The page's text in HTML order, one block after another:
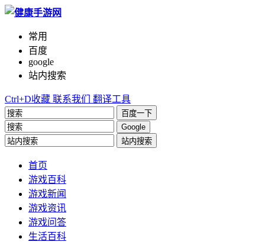
常用
百度
google
站内搜索
Ctrl+D收藏 联系我们 翻译工具
百度一下
Google
站内搜索
首页
游戏百科
游戏新闻
游戏资讯
游戏问答
生活百科